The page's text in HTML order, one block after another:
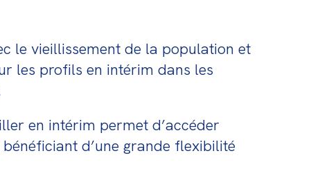
le vieillissement de la population et
les profils en intérim dans les
en intérim permet d’accéder
d’une grande flexibilité